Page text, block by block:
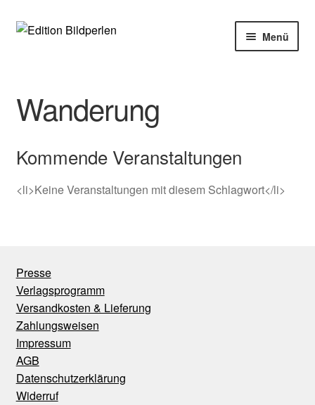
Zur
Zum
Menü
Bücher
Veranstaltungen
Wanderung
Kommende Veranstaltungen
<li>Keine Veranstaltungen mit diesem Schlagwort</li>
Presse
Verlagsprogramm
Versandkosten & Lieferung
Zahlungsweisen
Impressum
AGB
Datenschutzerklärung
Widerruf